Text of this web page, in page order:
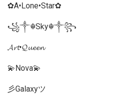
✿A•Lone•Star✿
꧁༒☬Sky☬༒꧂
𝓐𝓻𝓽•𝓠𝓾𝓮𝓮𝓷
💫Nova💫
彡Galaxyツ